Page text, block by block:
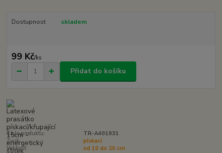
Dostupnost skladem
99 Kč/ks
Přidat do košíku
Číslo produktu:
TR-A401931
Zvuk:
pískací
Velikost:
od 10 do 20 cm